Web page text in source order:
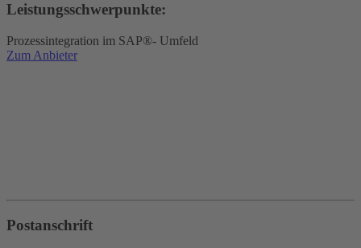
Leistungsschwerpunkte:
Prozessintegration im SAP®- Umfeld
Zum Anbieter
Postanschrift